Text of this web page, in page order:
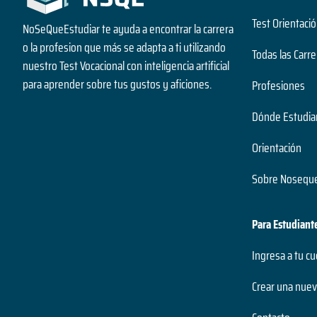
NoSeQueEstudiar te ayuda a encontrar la carrera
o la profesion que más se adapta a ti utilizando
nuestro Test Vocacional con inteligencia artificial
para aprender sobre tus gustos y aficiones.
Test
Todas las
Profesiones
Dónde
Orientación
Sobre
Para
Ingresa a tu
Crear una